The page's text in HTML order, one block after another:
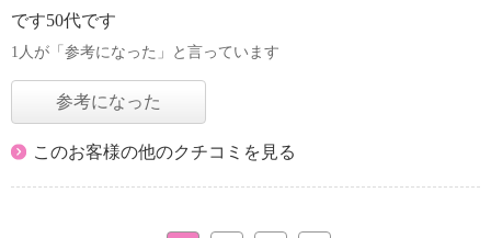
です50代です
1人が「参考になった」と言っています
参考になった
このお客様の他のクチコミを見る